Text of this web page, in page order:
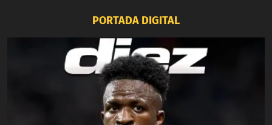
PORTADA DIGITAL